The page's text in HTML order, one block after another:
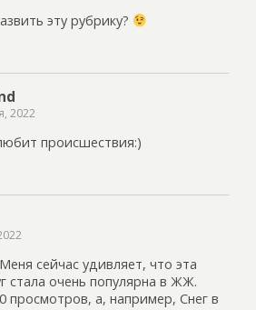
эту рубрику?
2022
происшествия:)
сейчас удивляет, что эта
стала очень популярна в ЖЖ.
просмотров, а, например, Снег в